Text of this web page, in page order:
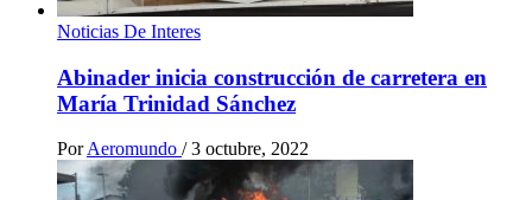
Noticias De Interes
Abinader inicia construcción de carretera en
María Trinidad Sánchez
Por Aeromundo / 3 octubre, 2022